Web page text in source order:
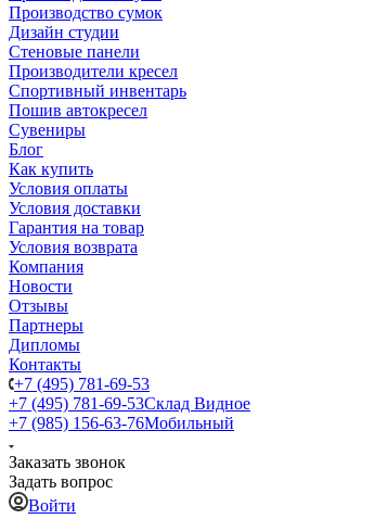
Производство сумок
Дизайн студии
Стеновые панели
Производители кресел
Спортивный инвентарь
Пошив автокресел
Сувениры
Блог
Как купить
Условия оплаты
Условия доставки
Гарантия на товар
Условия возврата
Компания
Новости
Отзывы
Партнеры
Дипломы
Контакты
+7 (495) 781-69-53
+7 (495) 781-69-53Склад Видное
+7 (985) 156-63-76Мобильный
Заказать звонок
Задать вопрос
Войти